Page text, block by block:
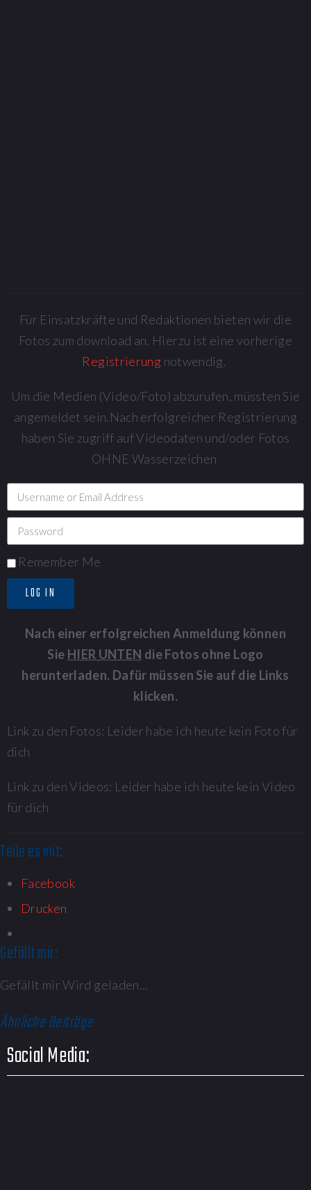
Für Einsatzkräfte und Redaktionen bieten wir die
Fotos zum download an. Hierzu ist eine vorherige
Registrierung notwendig.
Um die Medien (Video/Foto) abzurufen, müssten Sie
angemeldet sein.Nach erfolgreicher Registrierung
haben Sie zugriff auf Videodaten und/oder Fotos
OHNE Wasserzeichen
Remember Me
LOG IN
Nach einer erfolgreichen Anmeldung können
Sie HIER UNTEN die Fotos ohne Logo
herunterladen. Dafür müssen Sie auf die Links
klicken.
Link zu den Fotos: Leider habe ich heute kein Foto für
dich
Link zu den Videos: Leider habe ich heute kein Video
für dich
Teile es mit:
Facebook
Drucken
Gefällt mir:
Gefällt mirWird geladen...
Ähnliche Beiträge
Social Media: